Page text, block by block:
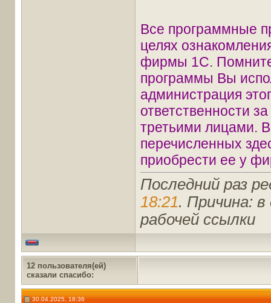
Все программные
целях
фирмы 1С.
программы Вы
администрация
ответственности
третьими лицами.
перечисленных
приобрести ее у
Последний раз
18:21. Причина:
рабочей ссылки
12 пользователя(ей)
сказали cпасибо:
30.04.2025, 18:36